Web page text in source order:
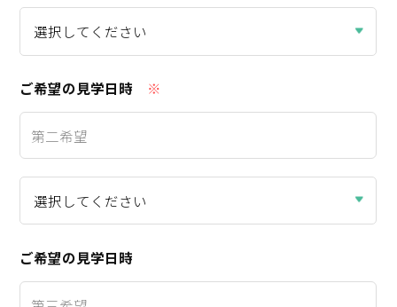
ご希望の見学日時 ※
ご希望の見学日時